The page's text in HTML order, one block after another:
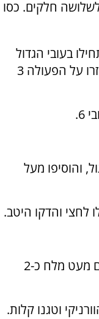
חלקים. כסו
בעובי הגדול
ביותר (1), קפלו את הבצק לשלוש וחיזרו על הפעולה 3
והוסיפו מעל
1. בשלו את הוורניקי במים רותחים עם מעט מלח כ-2